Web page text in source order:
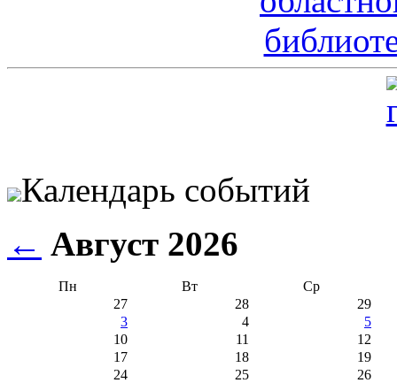
Календарь событий
← Август 2026
Пн Вт
Ср
27
28
29
3
4
5
10
11
12
17
18
19
24
25
26